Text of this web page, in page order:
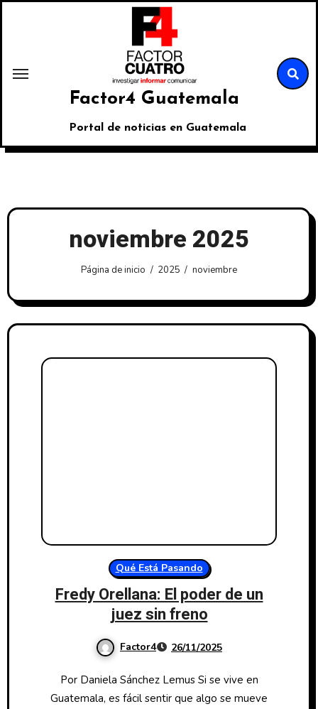
Factor4 Guatemala
Portal de noticias en Guatemala
noviembre 2025
Página de inicio 2025 noviembre
Qué Está Pasando
Fredy Orellana: El poder de un
juez sin freno
Factor4 26/11/2025
Por Daniela Sánchez Lemus Si se vive en
Guatemala, es fácil sentir que algo se mueve